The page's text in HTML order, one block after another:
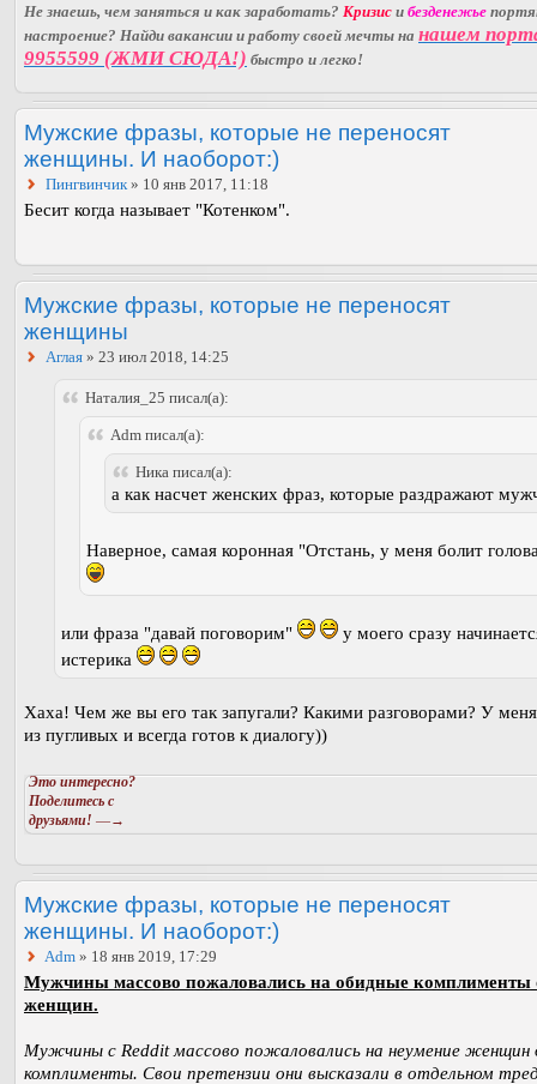
Не знаешь, чем заняться и как заработать? Кризис и безденежье
настроение? Найди вакансии и работу своей мечты на нашем
9955599 (ЖМИ СЮДА!) быстро и легко!
Мужские фразы, которые не переносят
женщины. И наоборот:)
Пингвинчик » 10 янв 2017, 11:18
Бесит когда называет "Котенком".
Мужские фразы, которые не переносят
женщины
Аглая » 23 июл 2018, 14:25
Наталия_25 писал(а):
Adm писал(а):
Ника писал(а):
а как насчет женских фраз, которые раздражают
Наверное, самая коронная "Отстань, у меня болит
или фраза "давай поговорим"
у моего сразу
истерика
Хаха! Чем же вы его так запугали? Какими разговорами? У
из пугливых и всегда готов к диалогу))
Это интересно?
Поделитесь с
друзьями! —→
Мужские фразы, которые не переносят
женщины. И наоборот:)
Adm » 18 янв 2019, 17:29
Мужчины массово пожаловались на обидные комплименты
женщин.
Мужчины с Reddit массово пожаловались на неумение женщин
комплименты. Свои претензии они высказали в отдельном